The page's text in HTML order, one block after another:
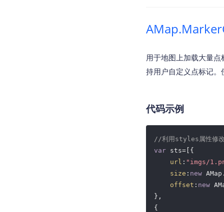
用于地图上加载大量
持用户自定义点标记
代码示例
//利用styles属性修改
var sts=[{
url : "imgs/
size : new
offset : new
},
{